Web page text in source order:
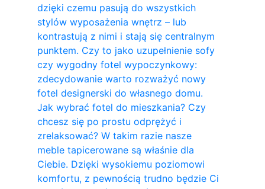
dzięki czemu pasują do wszystkich
stylów wyposażenia wnętrz – lub
kontrastują z nimi i stają się centralnym
punktem. Czy to jako uzupełnienie sofy
czy wygodny fotel wypoczynkowy:
zdecydowanie warto rozważyć nowy
fotel designerski do własnego domu.
Jak wybrać fotel do mieszkania? Czy
chcesz się po prostu odprężyć i
zrelaksować? W takim razie nasze
meble tapicerowane są właśnie dla
Ciebie. Dzięki wysokiemu poziomowi
komfortu, z pewnością trudno będzie Ci